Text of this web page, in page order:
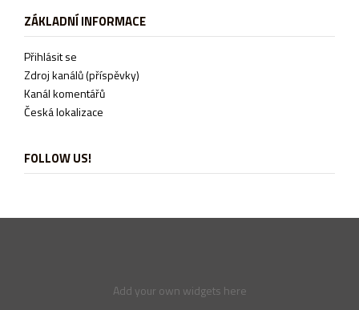
ZÁKLADNÍ INFORMACE
Přihlásit se
Zdroj kanálů (příspěvky)
Kanál komentářů
Česká lokalizace
FOLLOW US!
Add your own widgets here